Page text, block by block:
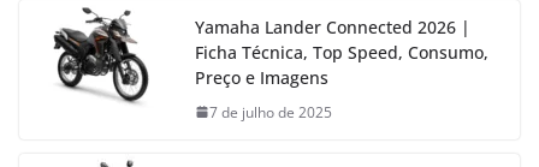
Yamaha Lander Connected 2026 |
Ficha Técnica, Top Speed, Consumo,
Preço e Imagens
7 de julho de 2025